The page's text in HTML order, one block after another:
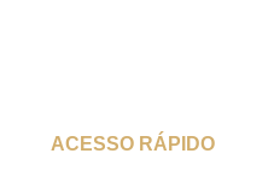
ACESSO RÁPIDO